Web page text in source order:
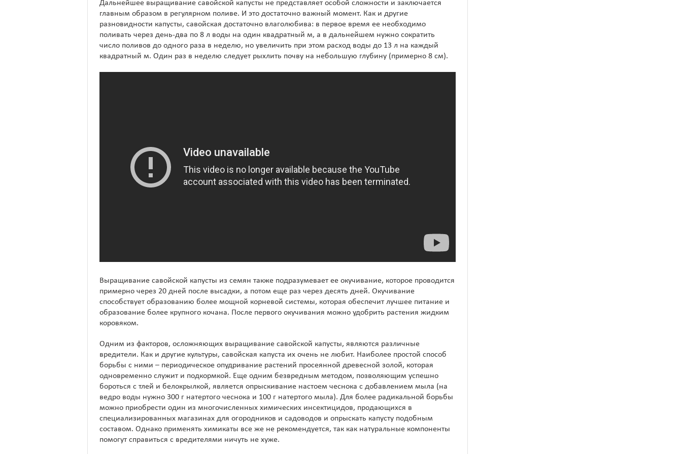
Дальнейшее выращивание савойской капусты не представляет особой сложности и заключается
главным образом в регулярном поливе. И это достаточно важный момент. Как и другие
разновидности капусты, савойская достаточно влаголюбива: в первое время ее необходимо
поливать через день-два по 8 л воды на один квадратный м, а в дальнейшем нужно сократить
число поливов до одного раза в неделю, но увеличить при этом расход воды до 13 л на каждый
квадратный м. Один раз в неделю следует рыхлить почву на небольшую глубину (примерно 8 см).
Выращивание савойской капусты из семян также подразумевает ее окучивание, которое проводится
примерно через 20 дней после высадки, а потом еще раз через десять дней. Окучивание
способствует образованию более мощной корневой системы, которая обеспечит лучшее питание и
образование более крупного кочана. После первого окучивания можно удобрить растения жидким
коровяком.
Одним из факторов, осложняющих выращивание савойской капусты, являются различные
вредители. Как и другие культуры, савойская капуста их очень не любит. Наиболее простой способ
борьбы с ними – периодическое опудривание растений просеянной древесной золой, которая
одновременно служит и подкормкой. Еще одним безвредным методом, позволяющим успешно
бороться с тлей и белокрылкой, является опрыскивание настоем чеснока с добавлением мыла (на
ведро воды нужно 300 г натертого чеснока и 100 г натертого мыла). Для более радикальной борьбы
можно приобрести один из многочисленных химических инсектицидов, продающихся в
специализированных магазинах для огородников и садоводов и опрыскать капусту подобным
составом. Однако применять химикаты все же не рекомендуется, так как натуральные компоненты
помогут справиться с вредителями ничуть не хуже.